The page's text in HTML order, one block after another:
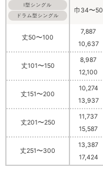
I型シングル
ドラム型シングル
巾34〜50
丈50〜100
7,887
10,637
丈101〜150
8,987
12,100
丈151〜200
10,274
13,937
丈201〜250
11,737
15,587
丈251〜300
13,387
17,424